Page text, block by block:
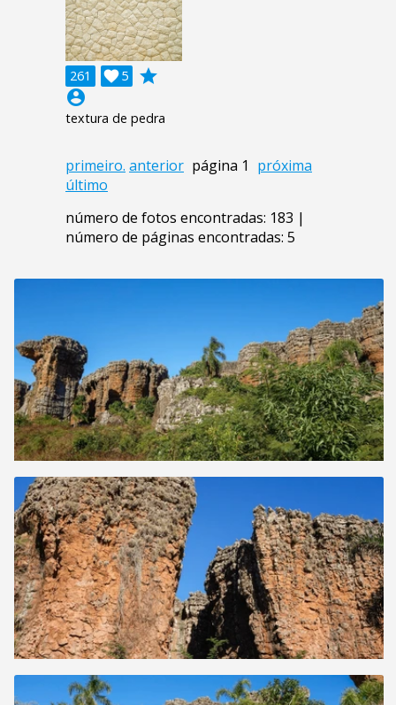
261 5

grade
account_circle
textura de pedra
primeiro. anterior página 1 próxima
último
número de fotos encontradas: 183 |
número de páginas encontradas: 5